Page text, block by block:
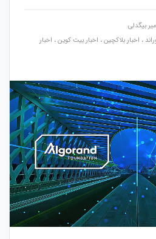
بیگدلی
، اخبار بلاکچین، اخبار بیت کوین، اخبار